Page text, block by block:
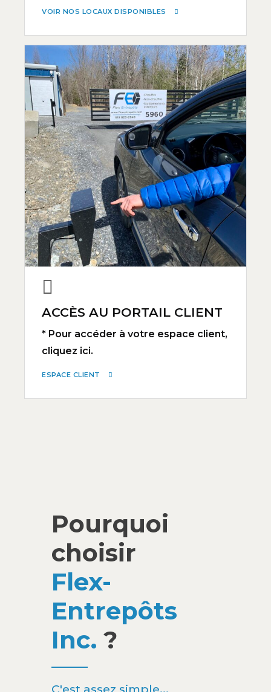
VOIR NOS LOCAUX DISPONIBLES
ACCÈS AU PORTAIL CLIENT
* Pour accéder à votre espace client,
cliquez ici.
ESPACE CLIENT
Pourquoi
choisir
Flex-
Entrepôts
Inc. ?
C'est assez simple...